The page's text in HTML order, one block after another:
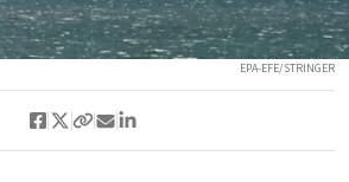
EPA-EFE/STRINGER